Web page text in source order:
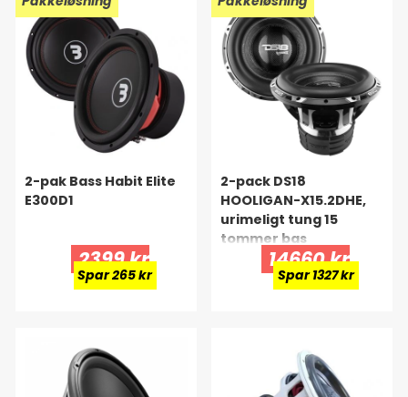
2-pak Bass Habit Elite
E300D1
2399 kr
Spar 265 kr
2-pack DS18
HOOLIGAN-X15.2DHE,
urimeligt tung 15
tommer bas
14660 kr
Spar 1327 kr